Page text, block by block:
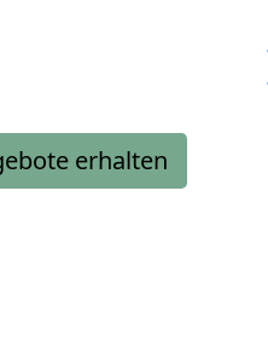
erhalten